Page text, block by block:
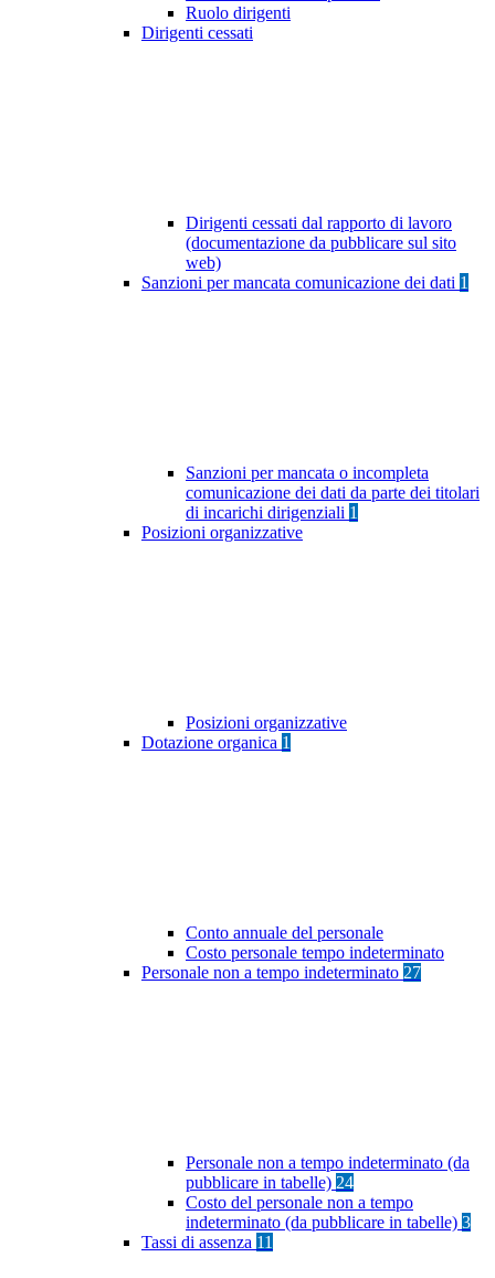
Ruolo dirigenti
Dirigenti cessati
Dirigenti cessati dal rapporto di lavoro
(documentazione da pubblicare sul sito
web)
Sanzioni per mancata comunicazione dei dati 1
Sanzioni per mancata o incompleta
comunicazione dei dati da parte dei titolari
di incarichi dirigenziali 1
Posizioni organizzative
Posizioni organizzative
Dotazione organica 1
Conto annuale del personale
Costo personale tempo indeterminato
Personale non a tempo indeterminato 27
Personale non a tempo indeterminato (da
pubblicare in tabelle) 24
Costo del personale non a tempo
indeterminato (da pubblicare in tabelle) 3
Tassi di assenza 11